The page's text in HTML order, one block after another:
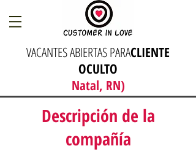
VACANTES ABIERTAS PARACLIENTE
OCULTO
Natal, RN)
Descripción de la
compañía